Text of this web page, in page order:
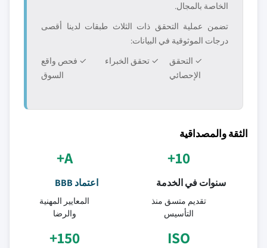
الخاصة بالمجال.
تضمن عملية التحقق ذات الثلاث طبقات لدينا أقصى
درجات الموثوقية في البيانات:
✓ التحقق
الإحصائي
✓ تحقق الخبراء
✓ فحص واقع
السوق
الثقة والمصداقية
10+
سنوات في الخدمة
تقديم متسق منذ
التأسيس
A+
اعتماد BBB
المعايير المهنية
والرضا
ISO
150+